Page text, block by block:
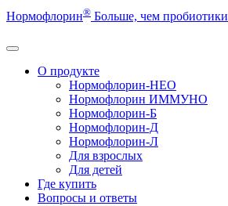
Нормофлорин® Больше, чем пробиотики
О продукте
Нормофлорин-НЕО
Нормофлорин ИММУНО
Нормофлорин-Б
Нормофлорин-Д
Нормофлорин-Л
Для взрослых
Для детей
Где купить
Вопросы и ответы